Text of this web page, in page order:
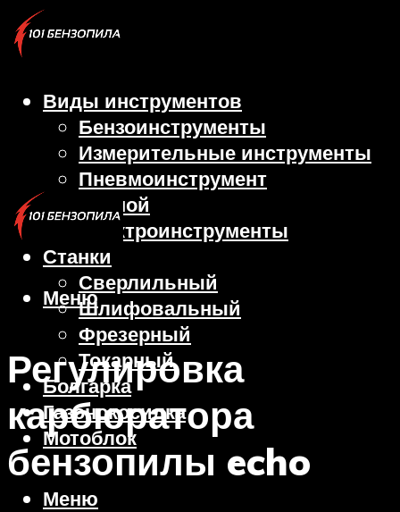
Виды инструментов
Бензоинструменты
Измерительные инструменты
Пневмоинструмент
Ручной
Электроинструменты
Станки
Сверлильный
Шлифовальный
Фрезерный
Токарный
Болгарка
Газонокосилка
Мотоблок
Меню
Меню
Регулировка
карбюратора
бензопилы echo